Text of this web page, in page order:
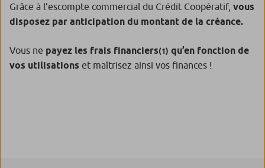
Grâce à l’escompte commercial du Crédit Coopératif, vous
disposez par anticipation du montant de la créance.
Vous ne payez les frais financiers(1) qu’en fonction de
vos utilisations et maîtrisez ainsi vos finances !